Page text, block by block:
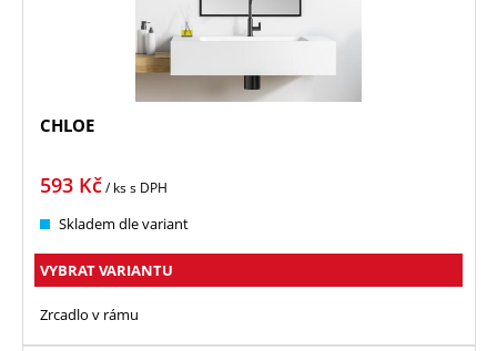
CHLOE
593 Kč/ kss DPH
Skladem dle variant
VYBRAT VARIANTU
Zrcadlo v rámu